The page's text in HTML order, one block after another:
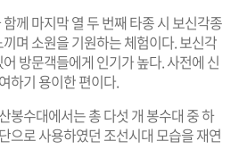
함께 마지막 열 두 번째 타종 시 보신각종
며 소원을 기원하는 체험이다. 보신각
방문객들에게 인기가 높다. 사전에 신
하기 용이한 편이다.
봉수대에서는 총 다섯 개 봉수대 중 하
으로 사용하였던 조선시대 모습을 재연